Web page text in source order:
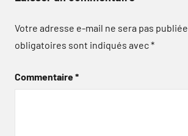
Votre adresse e-mail ne sera pas publiée.
obligatoires sont indiqués avec*
Commentaire*